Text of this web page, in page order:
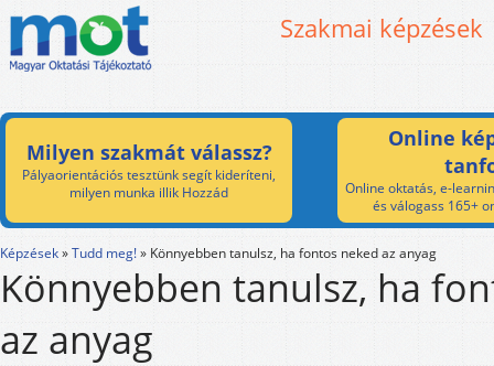
Szakmai képzések
Milyen szakmát válassz?
Pályaorientációs tesztünk segít kideríteni,
milyen munka illik Hozzád
Online
Online oktatás, e-
és válogass 165+
Képzések»Tudd meg!» Könnyebben tanulsz, ha fontos neked az anyag
Könnyebben tanulsz, ha
az anyag